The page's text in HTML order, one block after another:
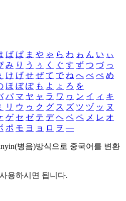
ば ぱ ま や ゃ ら わ ゎ ん い ぃ
み り う ぅ く ぐ す ず つ づ っ
け げ せ ぜ て で ね へ べ ぺ め
ほ ぼ ぽ も よ ょ ろ を
パ マ ヤ ャ ラ ワ ヮ ン イ ィ キ
リ ウ ゥ ク グ ス ズ ツ ヅ ッ ヌ
ゲ セ ゼ テ デ ヘ ベ ペ メ レ オ
ポ モ ヨ ョ ロ ヲ ―
병음)방식으로 중국어를 변환
용하시면 됩니다.